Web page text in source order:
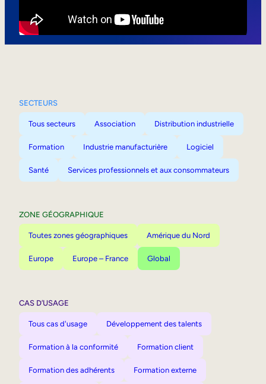
SECTEURS
Tous secteurs Association Distribution industrielle
Formation Industrie manufacturière Logiciel
Santé Services professionnels et aux consommateurs
ZONE GÉOGRAPHIQUE
Toutes zones géographiques Amérique du Nord
Europe Europe – France Global
CAS D’USAGE
Tous cas d'usage Développement des talents
Formation à la conformité Formation client
Formation des adhérents Formation externe